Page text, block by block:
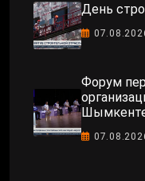
День
Форум